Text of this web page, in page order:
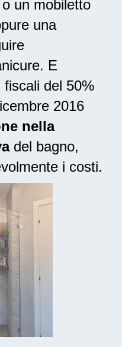
un mobiletto
una
E
fiscali del 50%
2016
nella
del bagno,
i costi.